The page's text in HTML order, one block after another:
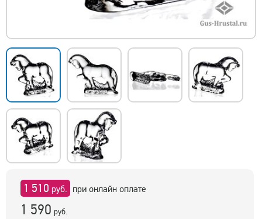
1 510 руб. при онлайн оплате
1 590 руб.